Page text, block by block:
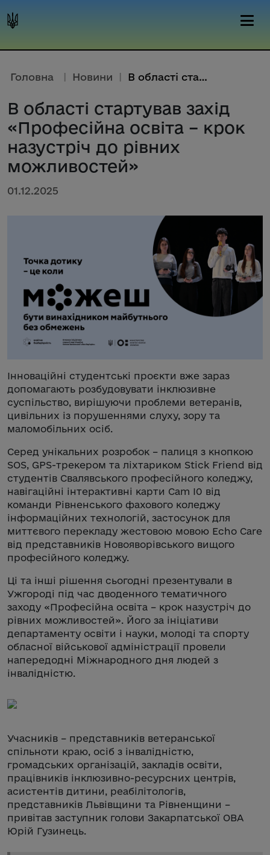
Головна | Новини | В області стартував захід «Про...
В області стартував захід
«Професійна освіта – крок
назустріч до рівних
можливостей»
01.12.2025
Інноваційні студентські проєкти вже зараз
допомагають розбудовувати інклюзивне
суспільство, вирішуючи проблеми ветеранів,
цивільних із порушеннями слуху, зору та
маломобільних осіб.
Серед унікальних розробок – палиця з кнопкою
SOS, GPS-трекером та ліхтариком Stick Friend від
студентів Свалявського професійного коледжу,
навігаційні інтерактивні карти Cam I0 від
команди Рівненського фахового коледжу
інформаційних технологій, застосунок для
миттєвого перекладу жестовою мовою Echo Care
від представників Новояворівського вищого
професійного коледжу.
Ці та інші рішення сьогодні презентували в
Ужгороді під час дводенного тематичного
заходу «Професійна освіта – крок назустріч до
рівних можливостей». Його за ініціативи
департаменту освіти і науки, молоді та спорту
обласної військової адміністрації провели
напередодні Міжнародного дня людей з
інвалідністю.
Учасників – представників ветеранської
спільноти краю, осіб з інвалідністю,
громадських організацій, закладів освіти,
працівників інклюзивно-ресурсних центрів,
асистентів дитини, реабілітологів,
представників Львівщини та Рівненщини –
привітав заступник голови Закарпатської ОВА
Юрій Гузинець.